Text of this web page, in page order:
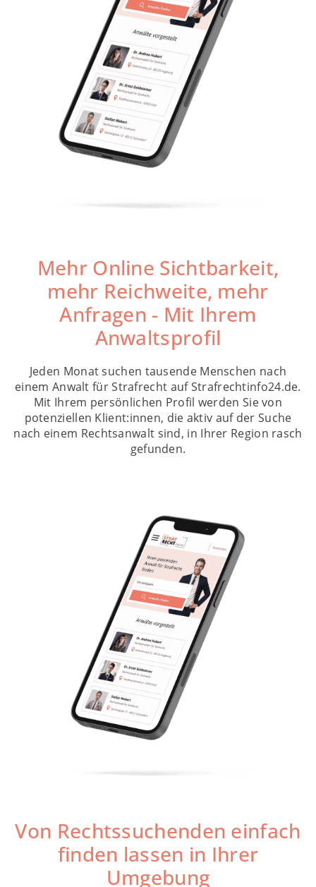
Mehr Online Sichtbarkeit,
mehr Reichweite, mehr
Anfragen - Mit Ihrem
Anwaltsprofil
Jeden Monat suchen tausende Menschen nach
einem Anwalt für Strafrecht auf Strafrechtinfo24.de.
Mit Ihrem persönlichen Profil werden Sie von
potenziellen Klient:innen, die aktiv auf der Suche
nach einem Rechtsanwalt sind, in Ihrer Region rasch
gefunden.
Von Rechtssuchenden einfach
finden lassen in Ihrer
Umgebung